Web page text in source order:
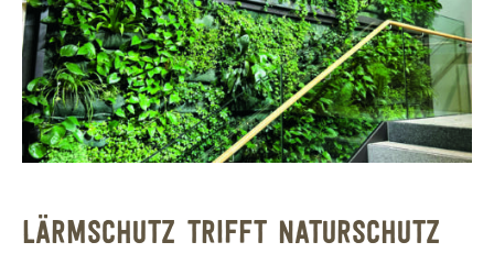
LÄRMSCHUTZ TRIFFT NATURSCHUTZ